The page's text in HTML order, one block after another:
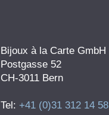
Bijoux à la Carte GmbH
Postgasse 52
CH-3011 Bern
Tel: +41 (0)31 312 14 58